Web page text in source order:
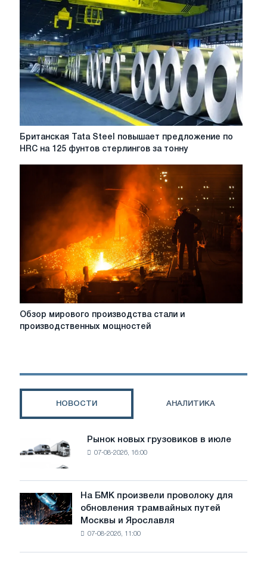
steel:
событий,
на
которые
стоит
обратить
внимание
Британская
Tata
стерлингов
за
тонну
Британская Tata Steel повышает предложение по
HRC на 125 фунтов стерлингов за тонну
Обзор
мирового
производственных
Обзор мирового производства стали и
производственных мощностей
НОВОСТИ АНАЛИТИКА
Рынок
новых
грузовиков
в
июле
Рынок новых грузовиков в июле
07-08-2026, 16:00
На
БМК
произвели
На БМК произвели проволоку для
обновления трамвайных путей
Москвы и Ярославля
07-08-2026, 11:00